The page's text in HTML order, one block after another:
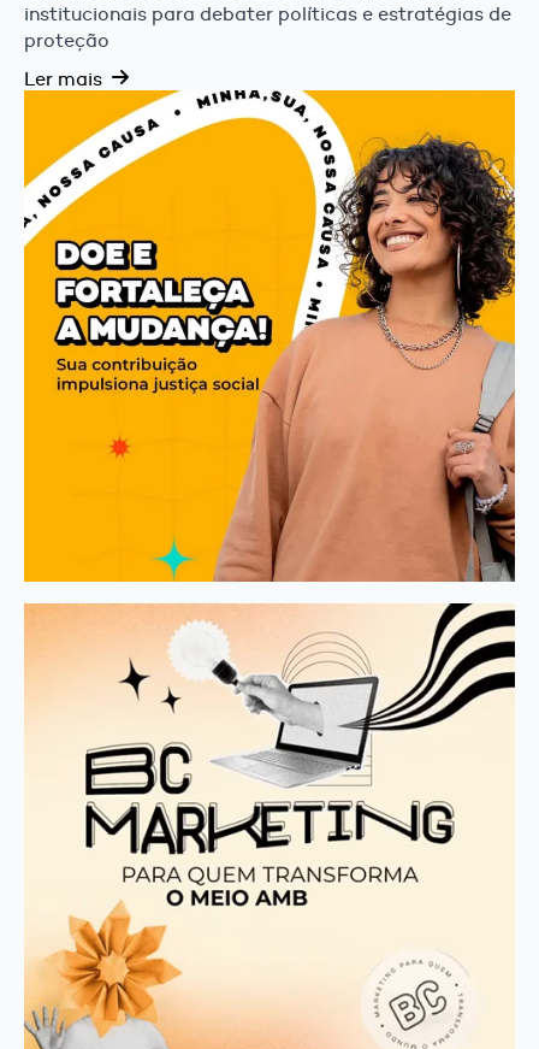
institucionais para debater políticas e estratégias de
proteção
Ler mais